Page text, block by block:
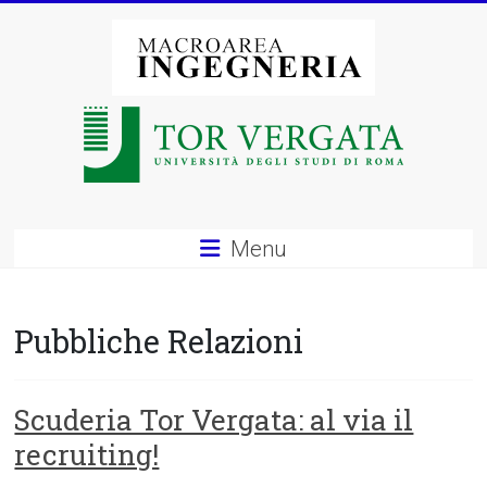
Macroarea
degli
di
Roma
Menu
Pubbliche Relazioni
Scuderia Tor Vergata: al via il
recruiting!